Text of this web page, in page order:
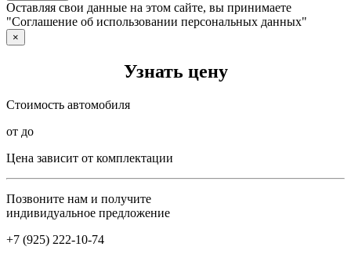
Оставляя свои данные на этом сайте, вы принимаете
"Соглашение об использовании персональных данных"
×
Узнать цену
Стоимость автомобиля
от до
Цена зависит от комплектации
Позвоните нам и получите
индивидуальное предложение
+7 (925) 222-10-74